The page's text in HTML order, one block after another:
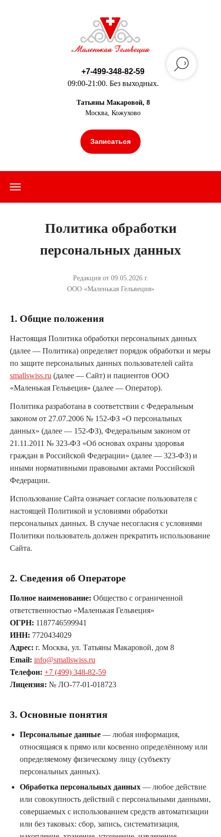
+7-499-348-82-59
09:00-21:00. Без выходных.
Татьяны Макаровой, 8
Москва, Кожухово
Записаться
Политика обработки
персональных данных
Редакция от 09.05.2026 г.
ООО «Маленькая Гельвеция»
1. Общие положения
Настоящая Политика обработки персональных данных
(далее — Политика) определяет порядок обработки и меры
по защите персональных данных пользователей сайта
smallswiss.ru (далее — Сайт) и пациентов ООО
«Маленькая Гельвеция» (далее — Оператор).
Политика разработана в соответствии с Федеральным
законом от 27.07.2006 № 152-ФЗ «О персональных
данных» (далее — 152-ФЗ), Федеральным законом от
21.11.2011 № 323-ФЗ «Об основах охраны здоровья
граждан в Российской Федерации» (далее — 323-ФЗ) и
иными нормативными правовыми актами Российской
Федерации.
Использование Сайта означает согласие пользователя с
настоящей Политикой и условиями обработки
персональных данных. В случае несогласия с условиями
Политики пользователь должен прекратить использование
Сайта.
2. Сведения об Операторе
Полное наименование: Общество с ограниченной
ответственностью «Маленькая Гельвеция»
ОГРН: 1187746599941
ИНН: 7720434029
Адрес: г. Москва, ул. Татьяны Макаровой, дом 8
Email: info@smallswiss.ru
Телефон: +7 (499) 348-82-59
Лицензия: № ЛО-77-01-018723
3. Основные понятия
Персональные данные — любая информация,
относящаяся к прямо или косвенно определённому или
определяемому физическому лицу (субъекту
персональных данных).
Обработка персональных данных — любое действие
или совокупность действий с персональными данными,
совершаемых с использованием средств автоматизации
или без таковых: сбор, запись, систематизация,